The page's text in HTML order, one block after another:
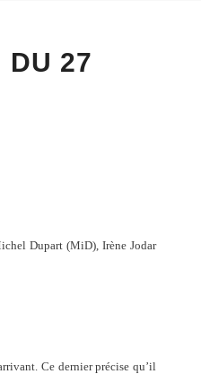
DU 27
Dupart (MiD), Irène Jodar
Ce dernier précise qu’il